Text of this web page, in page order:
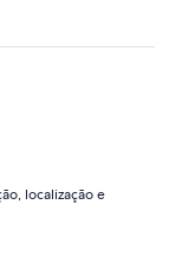
localização e